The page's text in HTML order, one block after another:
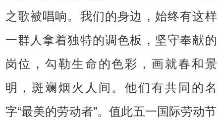
之歌被唱响。我们的身边，始终有这样
一群人拿着独特的调色板，坚守奉献的
岗位，勾勒生命的色彩，画就春和景
明，斑斓烟火人间。他们有共同的名
字“最美的劳动者”。值此五一国际劳动节